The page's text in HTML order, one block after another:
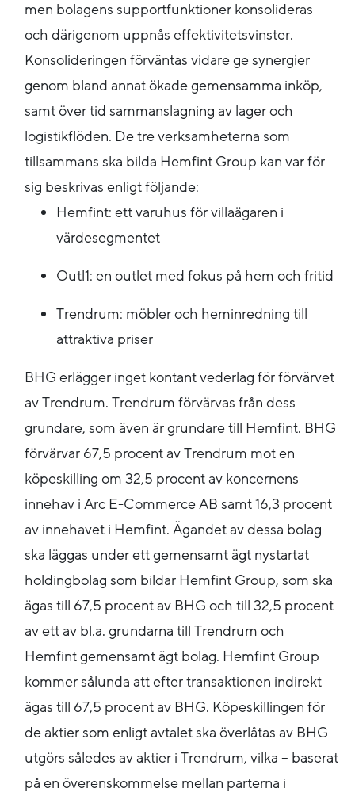
men bolagens supportfunktioner konsolideras
och därigenom uppnås effektivitetsvinster.
Konsolideringen förväntas vidare ge synergier
genom bland annat ökade gemensamma inköp,
samt över tid sammanslagning av lager och
logistikflöden. De tre verksamheterna som
tillsammans ska bilda Hemfint Group kan var för
sig beskrivas enligt följande:
Hemfint: ett varuhus för villaägaren i
värdesegmentet
Outl1: en outlet med fokus på hem och fritid
Trendrum: möbler och heminredning till
attraktiva priser
BHG erlägger inget kontant vederlag för förvärvet
av Trendrum. Trendrum förvärvas från dess
grundare, som även är grundare till Hemfint. BHG
förvärvar 67,5 procent av Trendrum mot en
köpeskilling om 32,5 procent av koncernens
innehav i Arc E-Commerce AB samt 16,3 procent
av innehavet i Hemfint. Ägandet av dessa bolag
ska läggas under ett gemensamt ägt nystartat
holdingbolag som bildar Hemfint Group, som ska
ägas till 67,5 procent av BHG och till 32,5 procent
av ett av bl.a. grundarna till Trendrum och
Hemfint gemensamt ägt bolag. Hemfint Group
kommer sålunda att efter transaktionen indirekt
ägas till 67,5 procent av BHG. Köpeskillingen för
de aktier som enligt avtalet ska överlåtas av BHG
utgörs således av aktier i Trendrum, vilka – baserat
på en överenskommelse mellan parterna i